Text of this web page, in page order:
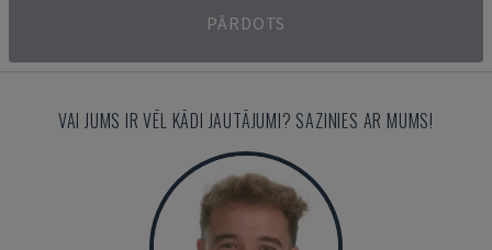
PĀRDOTS
VAI JUMS IR VĒL KĀDI JAUTĀJUMI? SAZINIES AR MUMS!